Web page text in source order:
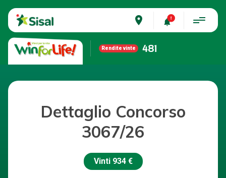
place
Rendite vinte 481
Dettaglio Concorso
3067/26
Vinti 934 €